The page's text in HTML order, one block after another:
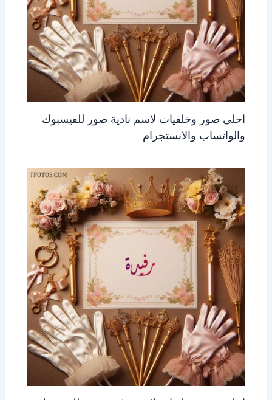
احلى صور وخلفيات لاسم نادية صور للفيسبوك
والواتساب والانستجرام